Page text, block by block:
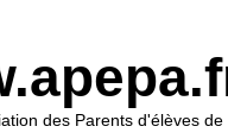
des Parents d'élèves